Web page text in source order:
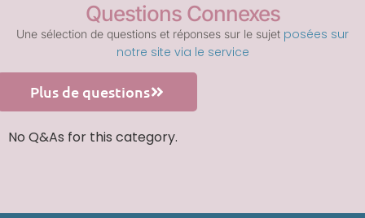
Questions Connexes
Une sélection de questions et réponses sur le sujet posées sur
notre site via le service
Plus de questions
No Q&As for this category.